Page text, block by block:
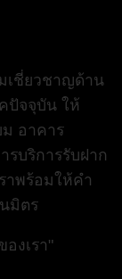
ชี่ยวชาญด้าน
ปัจจุบัน ให้
อาคาร
บริการรับฝาก
าพร้อมให้คำ
มิตร
งเรา"